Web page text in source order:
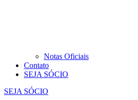
Notas Oficiais
Contato
SEJA SÓCIO
SEJA SÓCIO